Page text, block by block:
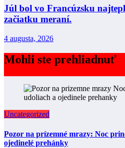
Júl bol vo Francúzsku
začiatku meraní.
4 augusta, 2026
Mohli ste prehliadnuť
Uncategorized
Pozor na prízemné mrazy: Noc
ojedinelé prehánky